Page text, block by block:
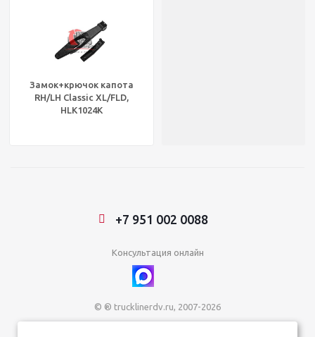
Замок+крючок капота
RH/LH Classic XL/FLD,
HLK1024K
+7 951 002 0088
Консультация онлайн
© ® trucklinerdv.ru, 2007-2026